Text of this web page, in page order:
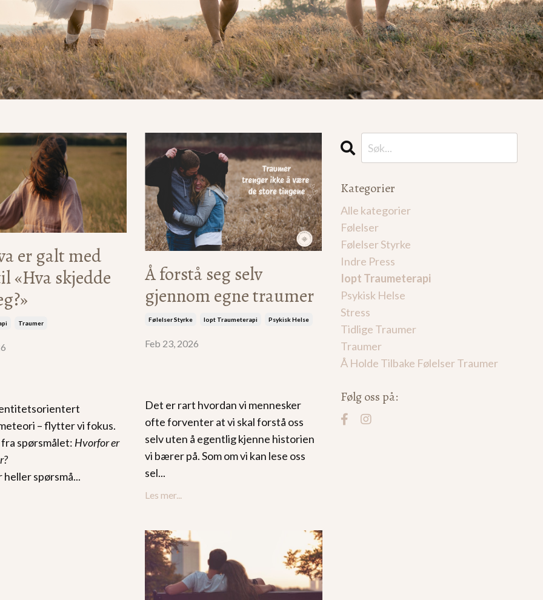
er galt med
«Hva skjedde
Traumer
– flytter vi fokus.
spørsmålet: Hvorfor er
heller spørsmå...
Å forstå seg selv
gjennom egne traumer
Følelser Styrke Iopt Traumeterapi Psykisk Helse
Feb 23, 2026
Det er rart hvordan vi mennesker
ofte forventer at vi skal forstå oss
selv uten å egentlig kjenne historien
vi bærer på. Som om vi kan lese oss
sel...
Les mer...
Kategorier
Alle kategorier
Følelser
Følelser Styrke
Indre Press
Iopt Traumeterapi
Psykisk Helse
Stress
Tidlige Traumer
Traumer
Å Holde Tilbake Følelser Traumer
Følg oss på: